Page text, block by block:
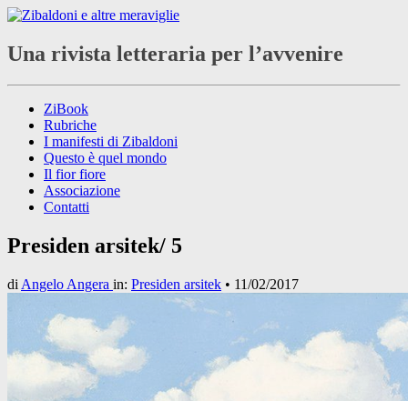
Una rivista letteraria per l’avvenire
ZiBook
Rubriche
I manifesti di Zibaldoni
Questo è quel mondo
Il fior fiore
Associazione
Contatti
Presiden arsitek/ 5
di Angelo Angera in: Presiden arsitek • 11/02/2017